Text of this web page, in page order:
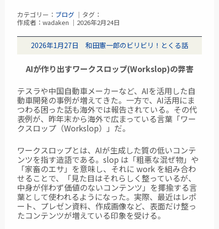
カテゴリー： ブログ ｜タグ：
作成者：wadaken ｜2026年2月24日
2026年1月27日 和田憲一郎のビリビリ！とくる話
AIが作り出すワークスロップ(Workslop)の弊害
テスラや中国自動車メーカーなど、AIを活用した自
動車開発の事例が増えてきた。一方で、AI活用にま
つわる困った話も海外では報告されている。その代
表例が、昨年末から海外で広まっている言葉「ワー
クスロップ（Workslop）」だ。
ワークスロップとは、AIが生成した質の低いコンテ
ンツを指す造語である。slop は「粗悪な混ぜ物」や
「家畜のエサ」を意味し、それに work を組み合わ
せることで、「見た目はそれらしく整っているが、
中身が伴わず価値のないコンテンツ」を揶揄する言
葉として使われるようになった。実際、最近はレポ
ート、プレゼン資料、作成画像など、表面だけ整っ
たコンテンツが増えている印象を受ける。